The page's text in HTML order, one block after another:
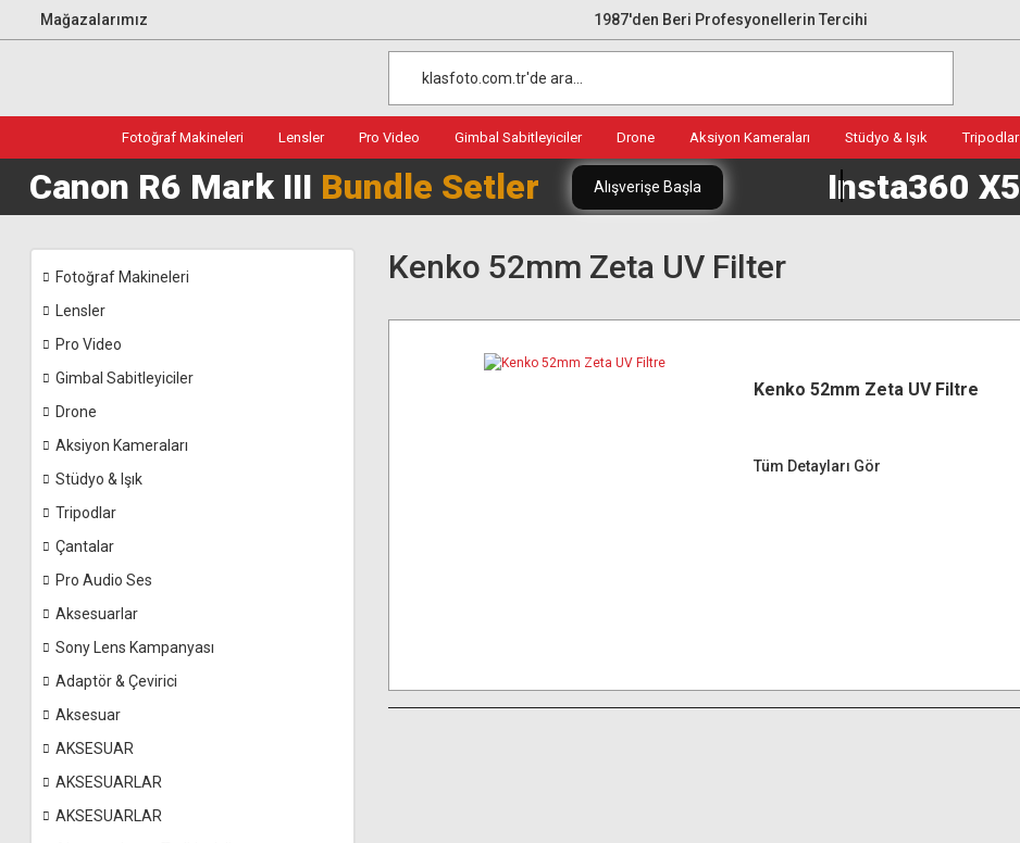
Mağazalarımız 1987'den Beri Profesyonellerin Tercihi
Fotoğraf Makineleri Lensler Pro Video Gimbal Sabitleyiciler Drone Aksiyon Kameraları Stüdyo & Işık Tripodlar
Canon R6 Mark III Bundle Setler Alışverişe Başla Insta360 X5
Fotoğraf Makineleri
Lensler
Pro Video
Gimbal Sabitleyiciler
Drone
Aksiyon Kameraları
Stüdyo & Işık
Tripodlar
Çantalar
Pro Audio Ses
Aksesuarlar
Sony Lens Kampanyası
Adaptör & Çevirici
Aksesuar
AKSESUAR
AKSESUARLAR
AKSESUARLAR
Kenko 52mm Zeta UV Filter
Kenko 52mm Zeta UV Filtre
Tüm Detayları Gör